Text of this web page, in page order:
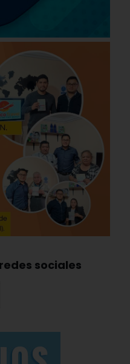
sociales